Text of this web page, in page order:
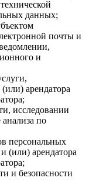
данных;
почты и
и
арендатора
исследовании
по
персональных
(или) арендатора
и безопасности